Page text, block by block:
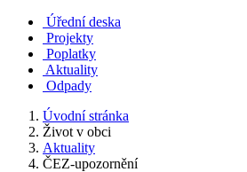
Úřední deska
Projekty
Poplatky
Aktuality
Odpady
Úvodní stránka
Život v obci
Aktuality
ČEZ-upozornění